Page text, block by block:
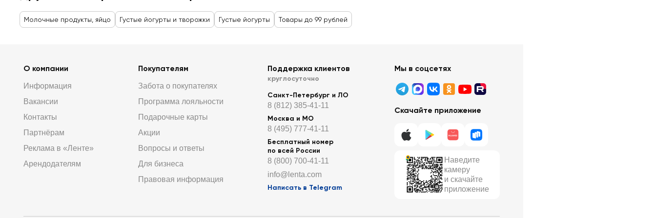
Молочные продукты, яйцо Густые йогурты и творожки Густые йогурты Товары до 99 рублей
О компании
Информация
Вакансии
Контакты
Партнёрам
Реклама в «Ленте»
Арендодателям
Покупателям
Забота о покупателях
Программа лояльности
Подарочные карты
Акции
Вопросы и ответы
Для бизнеса
Правовая информация
Поддержка клиентов
круглосуточно
Санкт-Петербург и ЛО
8 (812) 385-41-11
Москва и МО
8 (495) 777-41-11
Бесплатный номер
по всей России
8 (800) 700-41-11
info@lenta.com
Написать в Telegram
Мы в соцсетях
Скачайте приложение
Наведите
камеру
и скачайте
приложение